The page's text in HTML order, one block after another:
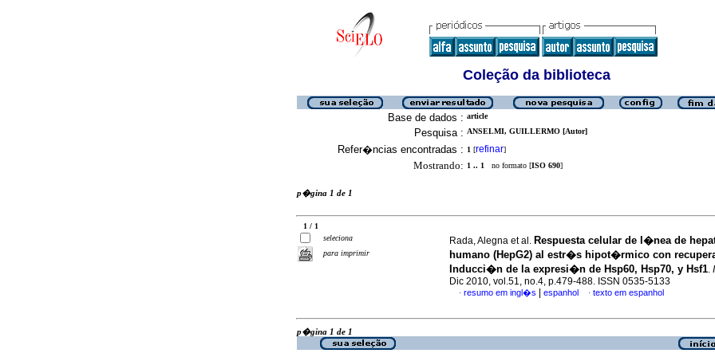
Coleção da biblioteca
Base de dados : article
Pesquisa : ANSELMI, GUILLERMO [Autor]
Refer�ncias encontradas : 1 [refinar]
Mostrando: 1 .. 1 no formato [ISO 690]
p�gina 1 de 1
1 / 1
seleciona
para imprimir
Rada, Alegna et al. Respuesta celular de l�nea de
humano (HepG2) al estr�s hipot�rmico con
Inducci�n de la expresi�n de Hsp60, Hsp70, y Hsf1.
Dic 2010, vol.51, no.4, p.479-488. ISSN 0535-5133
· resumo em ingl�s espanhol · texto em espanhol
p�gina 1 de 1